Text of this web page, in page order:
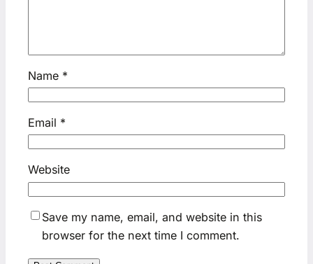
Name *
Email *
Website
Save my name, email, and website in this
browser for the next time I comment.